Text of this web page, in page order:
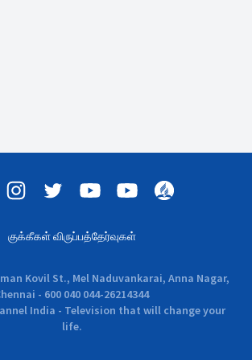
குக்கீகள் விருப்பத்தேர்வுகள்
Kovil St., Mel Naduvankarai, Anna Nagar,
- 600 040 044-26214344
India - Television that will change your
life.